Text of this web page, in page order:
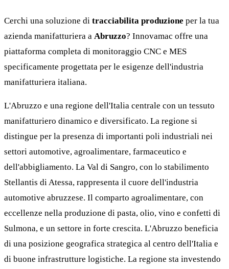
Cerchi una soluzione di tracciabilita produzione per la tua
azienda manifatturiera a Abruzzo? Innovamac offre una
piattaforma completa di monitoraggio CNC e MES
specificamente progettata per le esigenze dell'industria
manifatturiera italiana.
L'Abruzzo e una regione dell'Italia centrale con un tessuto
manifatturiero dinamico e diversificato. La regione si
distingue per la presenza di importanti poli industriali nei
settori automotive, agroalimentare, farmaceutico e
dell'abbigliamento. La Val di Sangro, con lo stabilimento
Stellantis di Atessa, rappresenta il cuore dell'industria
automotive abruzzese. Il comparto agroalimentare, con
eccellenze nella produzione di pasta, olio, vino e confetti di
Sulmona, e un settore in forte crescita. L'Abruzzo beneficia
di una posizione geografica strategica al centro dell'Italia e
di buone infrastrutture logistiche. La regione sta investendo